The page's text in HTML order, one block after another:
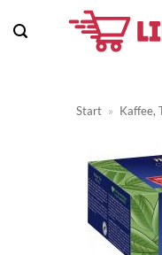
Inhalt
Start » Kaffee,